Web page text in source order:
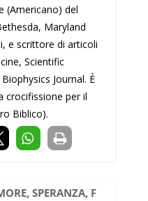
(Americano) del
Maryland
e scrittore di articoli
Scientific
Journal. È
crocifissione per il
Biblico).
SPERANZA, F